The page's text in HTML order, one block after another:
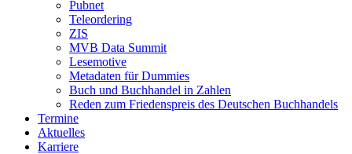
Pubnet
Teleordering
ZIS
MVB Data Summit
Lesemotive
Metadaten für Dummies
Buch und Buchhandel in Zahlen
Reden zum Friedenspreis des Deutschen Buchhandels
Termine
Aktuelles
Karriere